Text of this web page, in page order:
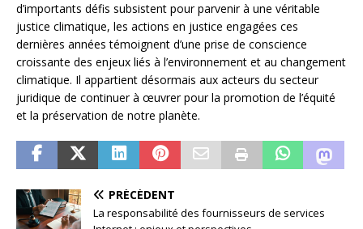
d’importants défis subsistent pour parvenir à une véritable
justice climatique, les actions en justice engagées ces
dernières années témoignent d’une prise de conscience
croissante des enjeux liés à l’environnement et au changement
climatique. Il appartient désormais aux acteurs du secteur
juridique de continuer à œuvrer pour la promotion de l’équité
et la préservation de notre planète.
PRÉCÉDENT
La responsabilité des fournisseurs de services